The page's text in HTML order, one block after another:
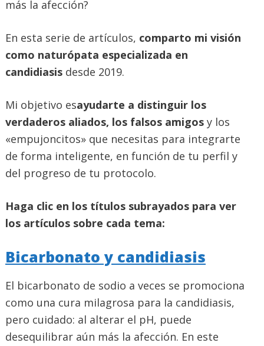
más la afección?
En esta serie de artículos, comparto mi visión
como naturópata especializada en
candidiasis desde 2019.
Mi objetivo esayudarte a distinguir los
verdaderos aliados, los falsos amigos y los
«empujoncitos» que necesitas para integrarte
de forma inteligente, en función de tu perfil y
del progreso de tu protocolo.
Haga clic en los títulos subrayados para ver
los artículos sobre cada tema:
Bicarbonato y candidiasis
El bicarbonato de sodio a veces se promociona
como una cura milagrosa para la candidiasis,
pero cuidado: al alterar el pH, puede
desequilibrar aún más la afección. En este